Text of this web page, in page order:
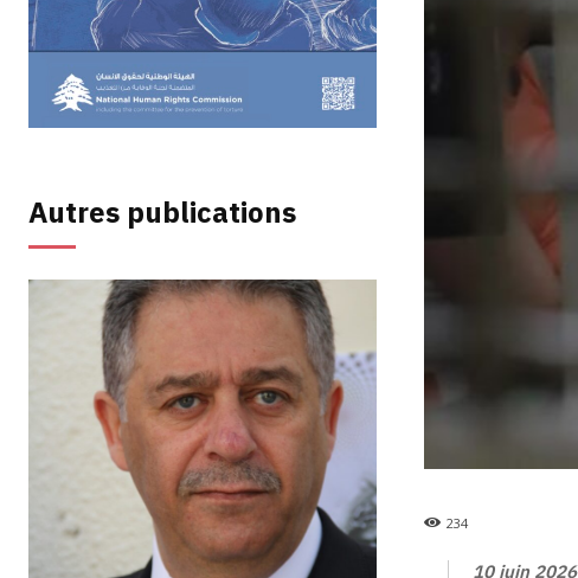
Autres publications
234
10 juin 2026